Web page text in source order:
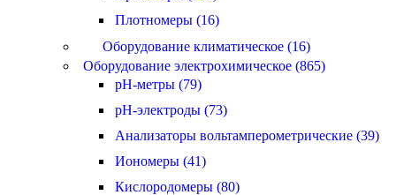
Плотномеры (16)
Оборудование климатическое (16)
Оборудование электрохимическое (865)
pH-метры (79)
pH-электроды (73)
Анализаторы вольтамперометрические (39)
Иономеры (41)
Кислородомеры (80)